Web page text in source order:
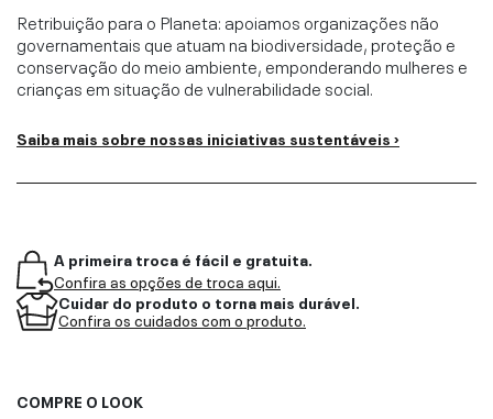
Retribuição para o Planeta: apoiamos organizações não
governamentais que atuam na biodiversidade, proteção e
conservação do meio ambiente, emponderando mulheres e
crianças em situação de vulnerabilidade social.
Saiba mais sobre nossas iniciativas sustentáveis ›
A primeira troca é fácil e gratuita.
Confira as opções de troca aqui.
Cuidar do produto o torna mais durável.
Confira os cuidados com o produto.
COMPRE O LOOK